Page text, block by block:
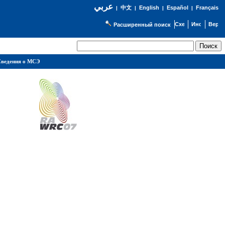
عربي| 中文| English | Español | Français
Расширенный поиск
о МСЭ